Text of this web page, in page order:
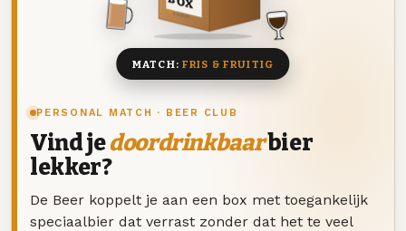
PERSONAL MATCH · BEER CLUB
Vind jedoordrinkbaarbier
lekker?
De Beer koppelt je aan een box met toegankelijk
speciaalbier dat verrast zonder dat het te veel
8 BIEREN
MATCH: FRIS & FRUITIG